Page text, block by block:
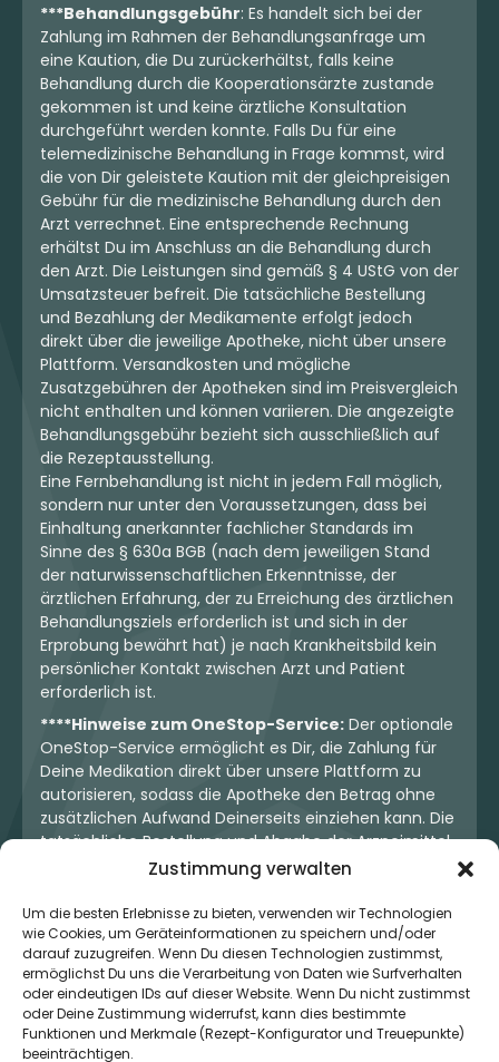
Zustimmung verwalten
Um die besten Erlebnisse zu bieten, verwenden wir Technologien
wie Cookies, um Geräteinformationen zu speichern und/oder
darauf zuzugreifen. Wenn Du diesen Technologien zustimmst,
ermöglichst Du uns die Verarbeitung von Daten wie Surfverhalten
oder eindeutigen IDs auf dieser Website. Wenn Du nicht zustimmst
oder Deine Zustimmung widerrufst, kann dies bestimmte
Funktionen und Merkmale (Rezept-Konfigurator und Treuepunkte)
beeinträchtigen.
0 (0)
THC:24,7% CBD: < 0,2%
4.99 €
0(0)
THC:24,4% CBD: <
9.50 €
mehr laden
***Behandlungsgebühr: Es handelt sich bei der
Zahlung im Rahmen der Behandlungsanfrage um
eine Kaution, die Du zurückerhältst, falls keine
Behandlung durch die Kooperationsärzte zustande
gekommen ist und keine ärztliche Konsultation
durchgeführt werden konnte. Falls Du für eine
telemedizinische Behandlung in Frage kommst, wird
die von Dir geleistete Kaution mit der gleichpreisigen
Gebühr für die medizinische Behandlung durch den
Arzt verrechnet. Eine entsprechende Rechnung
erhältst Du im Anschluss an die Behandlung durch
den Arzt. Die Leistungen sind gemäß § 4 UStG von der
Umsatzsteuer befreit. Die tatsächliche Bestellung
und Bezahlung der Medikamente erfolgt jedoch
direkt über die jeweilige Apotheke, nicht über unsere
Plattform. Versandkosten und mögliche
Zusatzgebühren der Apotheken sind im Preisvergleich
nicht enthalten und können variieren. Die angezeigte
Behandlungsgebühr bezieht sich ausschließlich auf
die Rezeptausstellung.
Eine Fernbehandlung ist nicht in jedem Fall möglich,
sondern nur unter den Voraussetzungen, dass bei
Einhaltung anerkannter fachlicher Standards im
Sinne des § 630a BGB (nach dem jeweiligen Stand
der naturwissenschaftlichen Erkenntnisse, der
ärztlichen Erfahrung, der zu Erreichung des ärztlichen
Behandlungsziels erforderlich ist und sich in der
Erprobung bewährt hat) je nach Krankheitsbild kein
persönlicher Kontakt zwischen Arzt und Patient
erforderlich ist.
****Hinweise zum OneStop-Service: Der optionale
OneStop-Service ermöglicht es Dir, die Zahlung für
Deine Medikation direkt über unsere Plattform zu
autorisieren, sodass die Apotheke den Betrag ohne
zusätzlichen Aufwand Deinerseits einziehen kann. Die
tatsächliche Bestellung und Abgabe der Arzneimittel
erfolgt jedoch ausschließlich über die jeweilige
Dir und der Apotheke. Unser OneStop-Service stellt
kein pharmazeutisches Angebot dar, sondern dient
lediglich der komfortablen Zahlungsabwicklung. Die
Nutzung ist freiwillig und hat keinerlei Einfluss auf die
ärztliche Therapieentscheidung oder die Wahl der
verschriebenen Medikation. Apotheken sind rechtlich
unabhängig und unterliegen den gesetzlichen